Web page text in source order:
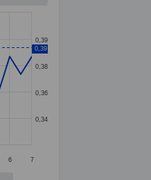
6 7
0,34
0,36
0,38
0,39
0,39